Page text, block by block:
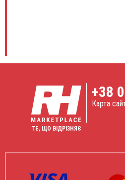
ТЕ, ЩО ВІДРІЗНЯЄ
+38
Карта